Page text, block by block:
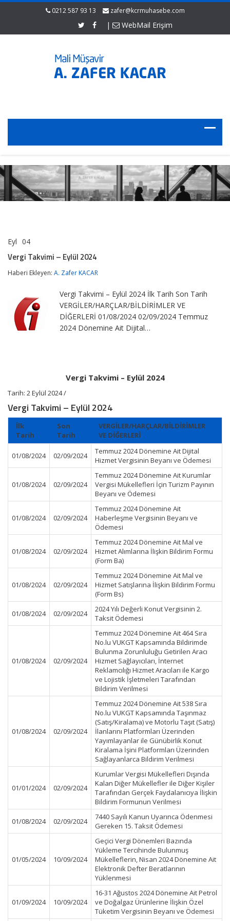
0212 587 93 13 zafer@kcrmuhasebe.com
| WebMail Erişim
Eyl 04
–
2024
Vergi Takvimi – Eylül 2024
Haberi Ekleyen: A. Zafer KACAR
Vergi Takvimi – Eylül 2024 İlk Tarih Son Tarih
VERGİLER/HARÇLAR/BİLDİRİMLER VE
DİĞERLERİ 01/08/2024 02/09/2024 Temmuz
2024 Dönemine Ait Dijital…
Vergi Takvimi – Eylül 2024
Tarih: 2 Eylül 2024 /
Vergi Takvimi – Eylül 2024
İlk
Tarih
Son
Tarih
VERGİLER/HARÇLAR/BİLDİRİMLER
VE DİĞERLERİ
01/08/2024 02/09/2024
Temmuz 2024 Dönemine Ait Dijital
Hizmet Vergisinin Beyanı ve Ödemesi
01/08/2024 02/09/2024
Temmuz 2024 Dönemine Ait Kurumlar
Vergisi Mükellefleri İçin Turizm Payının
Beyanı ve Ödemesi
01/08/2024 02/09/2024
Temmuz 2024 Dönemine Ait
Haberleşme Vergisinin Beyanı ve
Ödemesi
01/08/2024 02/09/2024
Temmuz 2024 Dönemine Ait Mal ve
Hizmet Alımlarına İlişkin Bildirim Formu
(Form Ba)
01/08/2024 02/09/2024
Temmuz 2024 Dönemine Ait Mal ve
Hizmet Satışlarına İlişkin Bildirim Formu
(Form Bs)
01/08/2024 02/09/2024
2024 Yılı Değerli Konut Vergisinin 2.
Taksit Ödemesi
01/08/2024 02/09/2024
Temmuz 2024 Dönemine Ait 464 Sıra
No.lu VUKGT Kapsamında Bildirimde
Bulunma Zorunluluğu Getirilen Aracı
Hizmet Sağlayıcıları, İnternet
Reklamcılığı Hizmet Aracıları ile Kargo
ve Lojistik İşletmeleri Tarafından
Bildirim Verilmesi
01/08/2024 02/09/2024
Temmuz 2024 Dönemine Ait 538 Sıra
No.lu VUKGT Kapsamında Taşınmaz
(Satış/Kiralama) ve Motorlu Taşıt (Satış)
İlanlarını Platformları Üzerinden
Yayımlayanlar ile Günübirlik Konut
Kiralama İşini Platformları Üzerinden
Sağlayanlarca Bildirim Verilmesi
01/01/2024 02/09/2024
Kurumlar Vergisi Mükellefleri Dışında
Kalan Diğer Mükellefler ile Diğer Kişiler
Tarafından Gerçek Faydalanıcıya İlişkin
Bildirim Formunun Verilmesi
01/08/2024 02/09/2024
7440 Sayılı Kanun Uyarınca Ödenmesi
Gereken 15. Taksit Ödemesi
01/05/2024 10/09/2024
Geçici Vergi Dönemleri Bazında
Yükleme Tercihinde Bulunmuş
Mükelleflerin, Nisan 2024 Dönemine Ait
Elektronik Defter Beratlarının
Yüklenmesi
01/09/2024 10/09/2024
16-31 Ağustos 2024 Dönemine Ait Petrol
ve Doğalgaz Ürünlerine İlişkin Özel
Tüketim Vergisinin Beyanı ve Ödemesi